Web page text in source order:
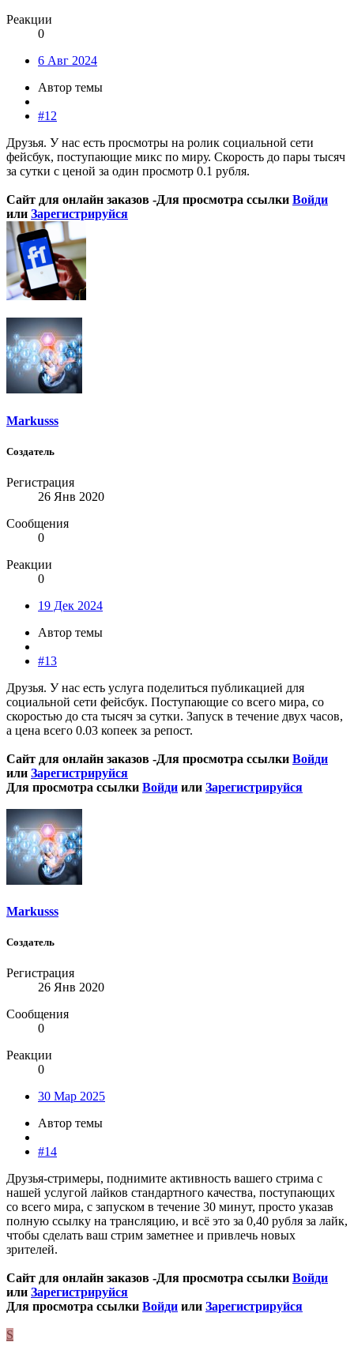
Реакции
0
6 Авг 2024
Автор темы
#12
Друзья. У нас есть просмотры на ролик социальной сети
фейсбук, поступающие микс по миру. Скорость до пары тысяч
за сутки с ценой за один просмотр 0.1 рубля.
Сайт для онлайн заказов -Для просмотра ссылки Войди
или Зарегистрируйся
Markusss
Создатель
Регистрация
26 Янв 2020
Сообщения
0
Реакции
0
19 Дек 2024
Автор темы
#13
Друзья. У нас есть услуга поделиться публикацией для
социальной сети фейсбук. Поступающие со всего мира, со
скоростью до ста тысяч за сутки. Запуск в течение двух часов,
а цена всего 0.03 копеек за репост.
Сайт для онлайн заказов -Для просмотра ссылки Войди
или Зарегистрируйся
Для просмотра ссылки Войди или Зарегистрируйся
Markusss
Создатель
Регистрация
26 Янв 2020
Сообщения
0
Реакции
0
30 Мар 2025
Автор темы
#14
Друзья-стримеры, поднимите активность вашего стрима с
нашей услугой лайков стандартного качества, поступающих
со всего мира, с запуском в течение 30 минут, просто указав
полную ссылку на трансляцию, и всё это за 0,40 рубля за лайк,
чтобы сделать ваш стрим заметнее и привлечь новых
зрителей.
Сайт для онлайн заказов -Для просмотра ссылки Войди
или Зарегистрируйся
Для просмотра ссылки Войди или Зарегистрируйся
S